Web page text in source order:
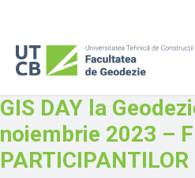
GIS DAY la
noiembrie 2023 –
PARTICIPANTILOR